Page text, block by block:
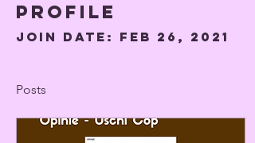
Profile
Join date: Feb 26, 2021
Posts